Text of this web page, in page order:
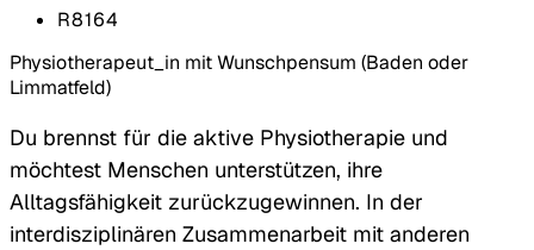
R8164
Physiotherapeut_in mit Wunschpensum (Baden oder
Limmatfeld)
Du brennst für die aktive Physiotherapie und
möchtest Menschen unterstützen, ihre
Alltagsfähigkeit zurückzugewinnen. In der
interdisziplinären Zusammenarbeit mit anderen